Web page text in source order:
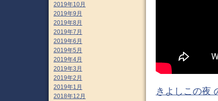
きよしこの夜
2019年10月
2019年9月
2019年8月
2019年7月
2019年6月
2019年5月
2019年4月
2019年3月
2019年2月
2019年1月
2018年12月